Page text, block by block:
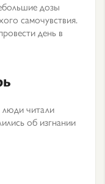
дозы
самочувствия.
день в
люди читали
об изгнании